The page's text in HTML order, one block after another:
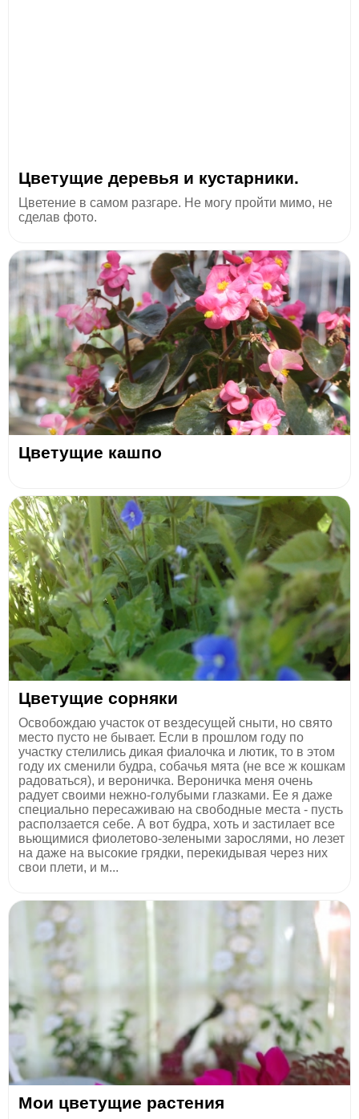
Цветущие деревья и кустарники.
Цветение в самом разгаре. Не могу пройти мимо, не
сделав фото.
Цветущие кашпо
Цветущие сорняки
Освобождаю участок от вездесущей сныти, но свято
место пусто не бывает. Если в прошлом году по
участку стелились дикая фиалочка и лютик, то в этом
году их сменили будра, собачья мята (не все ж кошкам
радоваться), и вероничка. Вероничка меня очень
радует своими нежно-голубыми глазками. Ее я даже
специально пересаживаю на свободные места - пусть
расползается себе. А вот будра, хоть и застилает все
вьющимися фиолетово-зелеными зарослями, но лезет
на даже на высокие грядки, перекидывая через них
свои плети, и м...
Мои цветущие растения